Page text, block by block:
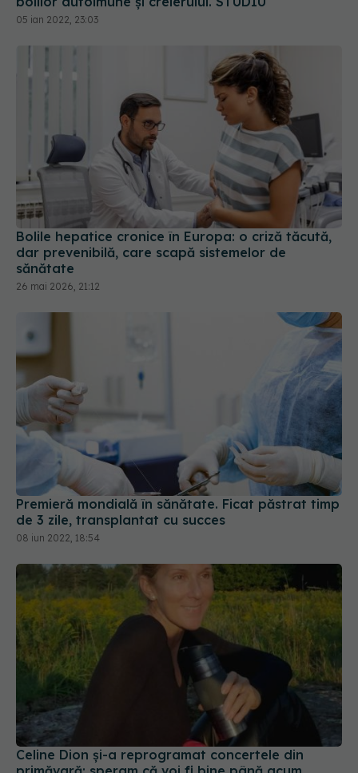
Bolile hepatice cronice în Europa: o criză tăcută,
dar prevenibilă, care scapă sistemelor de
sănătate
26 mai 2026, 21:12
Premieră mondială în sănătate. Ficat păstrat timp
de 3 zile, transplantat cu succes
08 iun 2022, 18:54
Celine Dion și-a reprogramat concertele din
primăvară: speram că voi fi bine până acum
17 ian 2022, 14:17